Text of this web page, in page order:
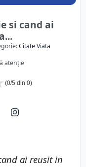
si cand ai
Citate Viata
atenție
(0/5 din 0)
ai reusit in